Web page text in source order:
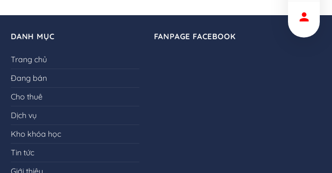
DANH MỤC
Trang chủ
Đang bán
Cho thuê
Dịch vụ
Kho khóa học
Tin tức
FANPAGE FACEBOOK